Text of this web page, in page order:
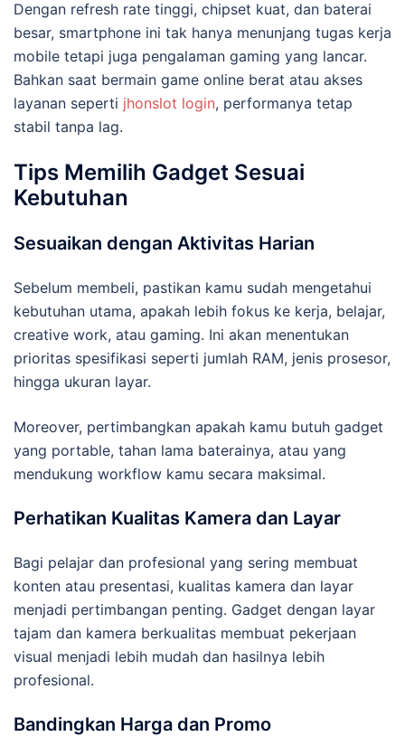
Dengan refresh rate tinggi, chipset kuat, dan baterai
besar, smartphone ini tak hanya menunjang tugas kerja
mobile tetapi juga pengalaman gaming yang lancar.
Bahkan saat bermain game online berat atau akses
layanan seperti jhonslot login, performanya tetap
stabil tanpa lag.
Tips Memilih Gadget Sesuai
Kebutuhan
Sesuaikan dengan Aktivitas Harian
Sebelum membeli, pastikan kamu sudah mengetahui
kebutuhan utama, apakah lebih fokus ke kerja, belajar,
creative work, atau gaming. Ini akan menentukan
prioritas spesifikasi seperti jumlah RAM, jenis prosesor,
hingga ukuran layar.
Moreover, pertimbangkan apakah kamu butuh gadget
yang portable, tahan lama baterainya, atau yang
mendukung workflow kamu secara maksimal.
Perhatikan Kualitas Kamera dan Layar
Bagi pelajar dan profesional yang sering membuat
konten atau presentasi, kualitas kamera dan layar
menjadi pertimbangan penting. Gadget dengan layar
tajam dan kamera berkualitas membuat pekerjaan
visual menjadi lebih mudah dan hasilnya lebih
profesional.
Bandingkan Harga dan Promo